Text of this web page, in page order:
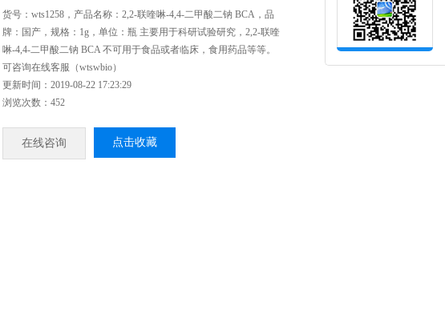
货号：wts1258，产品名称：2,2-联喹啉-4,4-二甲酸二钠 BCA，品
牌：国产，规格：1g，单位：瓶 主要用于科研试验研究，2,2-联喹
啉-4,4-二甲酸二钠 BCA 不可用于食品或者临床，食用药品等等。
可咨询在线客服（wtswbio）
更新时间：2019-08-22 17:23:29
浏览次数：452
在线咨询 点击收藏